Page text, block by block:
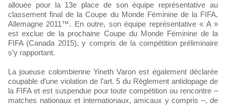
allouée pour la 13e place de son équipe représentative au
classement final de la Coupe du Monde Féminine de la FIFA,
Allemagne 2011™. En outre, son équipe représentative « A »
est exclue de la prochaine Coupe du Monde Féminine de la
FIFA (Canada 2015), y compris de la compétition préliminaire
s’y rapportant.
La joueuse colombienne Yineth Varon est également déclarée
coupable d’une violation de l’art. 5 du Règlement antidopage de
la FIFA et est suspendue pour toute compétition ou rencontre –
matches nationaux et internationaux, amicaux y compris –, de